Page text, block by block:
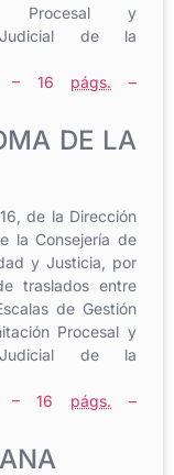
Procesal y
de la
– 16 págs. –
DE LA
de la Dirección
la Consejería de
y Justicia, por
traslados entre
de Gestión
Procesal y
de la
– 16 págs. –